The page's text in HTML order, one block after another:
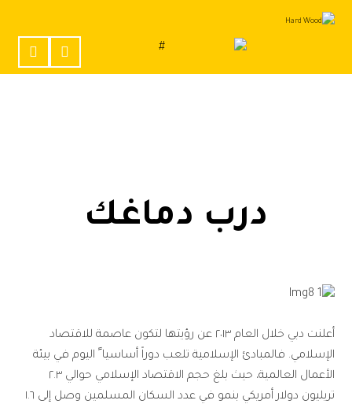
درب دماغك
أعلنت دبي خلال العام ٢٠١٣ عن رؤيتها لتكون عاصمة للاقتصاد
الإسلامي. فالمبادئ الإسلامية تلعب دوراً أساسيا ً اليوم في بيئة
الأعمال العالمية، حيث بلغ حجم الاقتصاد الإسلامي حوالي ٢.٣
تريليون دولار أمريكي بنمو في عدد السكان المسلمين وصل إلى ١.٦